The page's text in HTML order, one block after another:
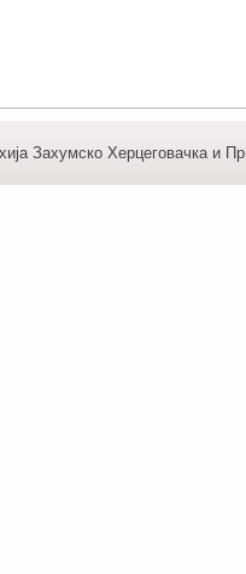
Захумско Херцеговачка и